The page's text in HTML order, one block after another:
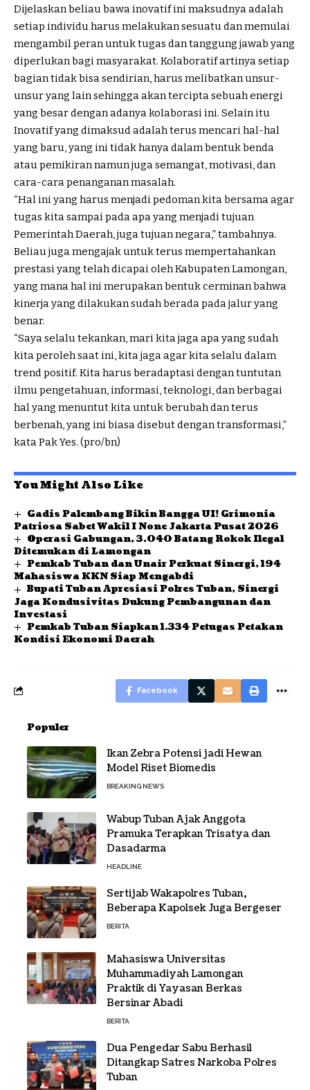
Dijelaskan beliau bawa inovatif ini maksudnya adalah
setiap individu harus melakukan sesuatu dan memulai
mengambil peran untuk tugas dan tanggung jawab yang
diperlukan bagi masyarakat. Kolaboratif artinya setiap
bagian tidak bisa sendirian, harus melibatkan unsur-
unsur yang lain sehingga akan tercipta sebuah energi
yang besar dengan adanya kolaborasi ini. Selain itu
Inovatif yang dimaksud adalah terus mencari hal-hal
yang baru, yang ini tidak hanya dalam bentuk benda
atau pemikiran namun juga semangat, motivasi, dan
cara-cara penanganan masalah.
“Hal ini yang harus menjadi pedoman kita bersama agar
tugas kita sampai pada apa yang menjadi tujuan
Pemerintah Daerah, juga tujuan negara,” tambahnya.
Beliau juga mengajak untuk terus mempertahankan
prestasi yang telah dicapai oleh Kabupaten Lamongan,
yang mana hal ini merupakan bentuk cerminan bahwa
kinerja yang dilakukan sudah berada pada jalur yang
benar.
“Saya selalu tekankan, mari kita jaga apa yang sudah
kita peroleh saat ini, kita jaga agar kita selalu dalam
trend positif. Kita harus beradaptasi dengan tuntutan
ilmu pengetahuan, informasi, teknologi, dan berbagai
hal yang menuntut kita untuk berubah dan terus
berbenah, yang ini biasa disebut dengan transformasi,”
kata Pak Yes. (pro/bn)
You Might Also Like
Gadis Palembang Bikin Bangga UI! Grimonia
Patriosa Sabet Wakil I None Jakarta Pusat 2026
Operasi Gabungan, 3.040 Batang Rokok Ilegal
Ditemukan di Lamongan
Pemkab Tuban dan Unair Perkuat Sinergi, 194
Mahasiswa KKN Siap Mengabdi
Bupati Tuban Apresiasi Polres Tuban, Sinergi
Jaga Kondusivitas Dukung Pembangunan dan
Investasi
Pemkab Tuban Siapkan 1.334 Petugas Petakan
Kondisi Ekonomi Daerah
Facebook
Populer
Ikan Zebra Potensi jadi Hewan
Model Riset Biomedis
BREAKING NEWS
Wabup Tuban Ajak Anggota
Pramuka Terapkan Trisatya dan
Dasadarma
HEADLINE
Sertijab Wakapolres Tuban,
Beberapa Kapolsek Juga Bergeser
BERITA
Mahasiswa Universitas
Muhammadiyah Lamongan
Praktik di Yayasan Berkas
Bersinar Abadi
BERITA
Dua Pengedar Sabu Berhasil
Ditangkap Satres Narkoba Polres
Tuban